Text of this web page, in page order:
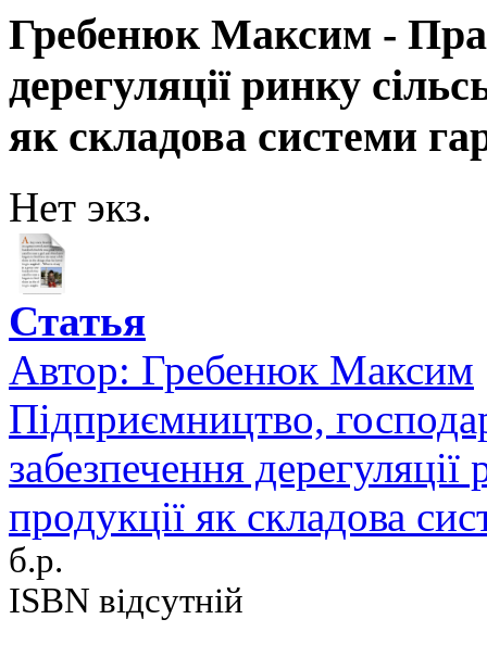
Гребенюк Максим -
дерегуляції ринку
як складова системи
Нет экз.
Статья
Автор: Гребенюк Максим
Підприємництво,
забезпечення дерегуляції
продукції як складова
б.р.
ISBN відсутній